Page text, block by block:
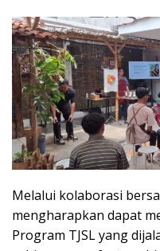
Melalui kolaborasi
mengharapkan dapat
Program TJSL yang